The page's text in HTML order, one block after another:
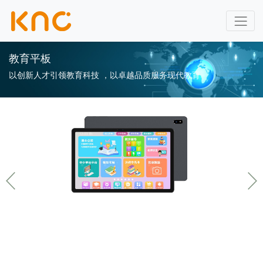
教育平板
以创新人才引领教育科技 ，以卓越品质服务现代教育